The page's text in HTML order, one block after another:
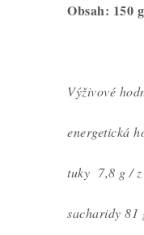
Obsah: 150
Výživové
energetická
tuky 7,8 g / z
sacharidy 81